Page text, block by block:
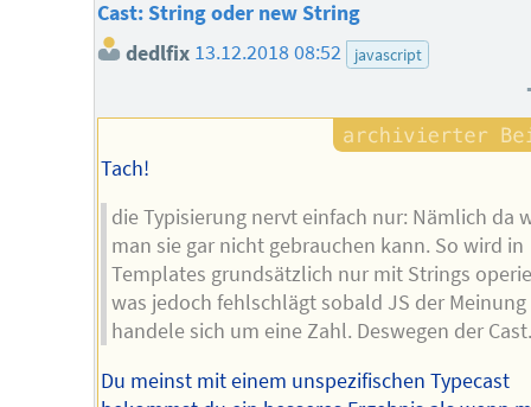
Cast: String oder new String
dedlfix 13.12.2018 08:52 javascript
Tach!
die Typisierung nervt einfach nur: Nämlich da
man sie gar nicht gebrauchen kann. So wird in
Templates grundsätzlich nur mit Strings
was jedoch fehlschlägt sobald JS der Meinung
handele sich um eine Zahl. Deswegen der
Du meinst mit einem unspezifischen Typecast